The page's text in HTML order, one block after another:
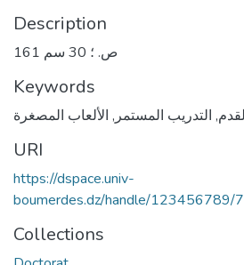
Description
161 ص. ؛ 30 سم
Keywords
, التدريب المستمر , الألعاب المصغرة
URI
https://dspace.univ-
boumerdes.dz/handle/123456789/
Collections